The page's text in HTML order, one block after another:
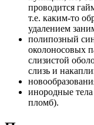
проводится
т.е. каким-то
удалением
полипозный
околоносовых
слизистой
слизь и
инородные
пломб).